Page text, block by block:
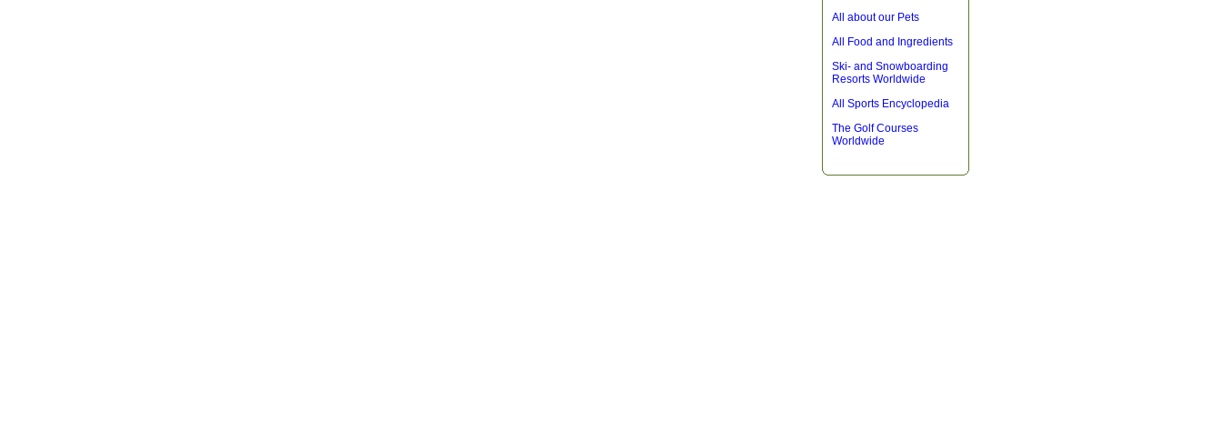
All about our Pets
All Food and Ingredients
Ski- and Snowboarding
Resorts Worldwide
All Sports Encyclopedia
The Golf Courses
Worldwide